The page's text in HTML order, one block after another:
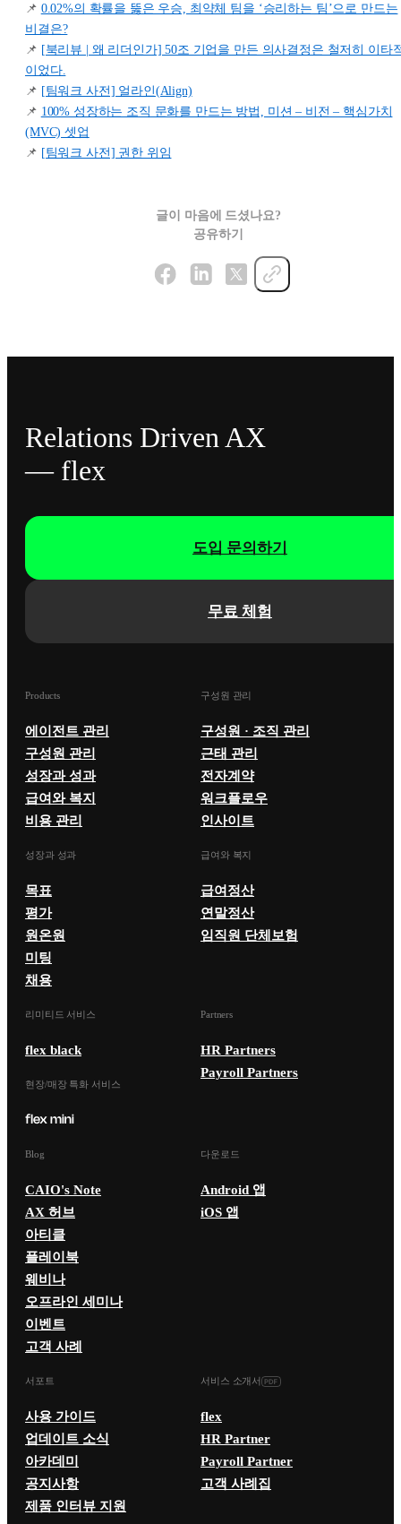
📌 0.02%의 확률을 뚫은 우승, 최약체 팀을 ‘승리하는 팀’으로 만드는
비결은?
📌 [북리뷰 | 왜 리더인가] 50조 기업을 만든 의사결정은 철저히 이타
이었다.
📌 [팀워크 사전] 얼라인(Align)
📌 100% 성장하는 조직 문화를 만드는 방법, 미션 – 비전 – 핵심가치
(MVC) 셋업
📌 [팀워크 사전] 권한 위임
글이 마음에 드셨나요?
공유하기
Relations Driven AX
— flex
무료 체험
도입 문의하기
Products
에이전트 관리
구성원 관리
성장과 성과
급여와 복지
비용 관리
구성원 관리
구성원 · 조직 관리
근태 관리
전자계약
워크플로우
인사이트
성장과 성과
목표
평가
원온원
미팅
채용
급여와 복지
급여정산
연말정산
임직원 단체보험
리미티드 서비스
flex black
현장/매장 특화 서비스
Partners
HR Partners
Payroll Partners
Blog
CAIO's Note
AX 허브
아티클
플레이북
웨비나
오프라인 세미나
이벤트
고객 사례
다운로드
Android 앱
iOS 앱
서포트
사용 가이드
업데이트 소식
아카데미
공지사항
제품 인터뷰 지원
서비스 소개서
flex
HR Partner
Payroll Partner
고객 사례집